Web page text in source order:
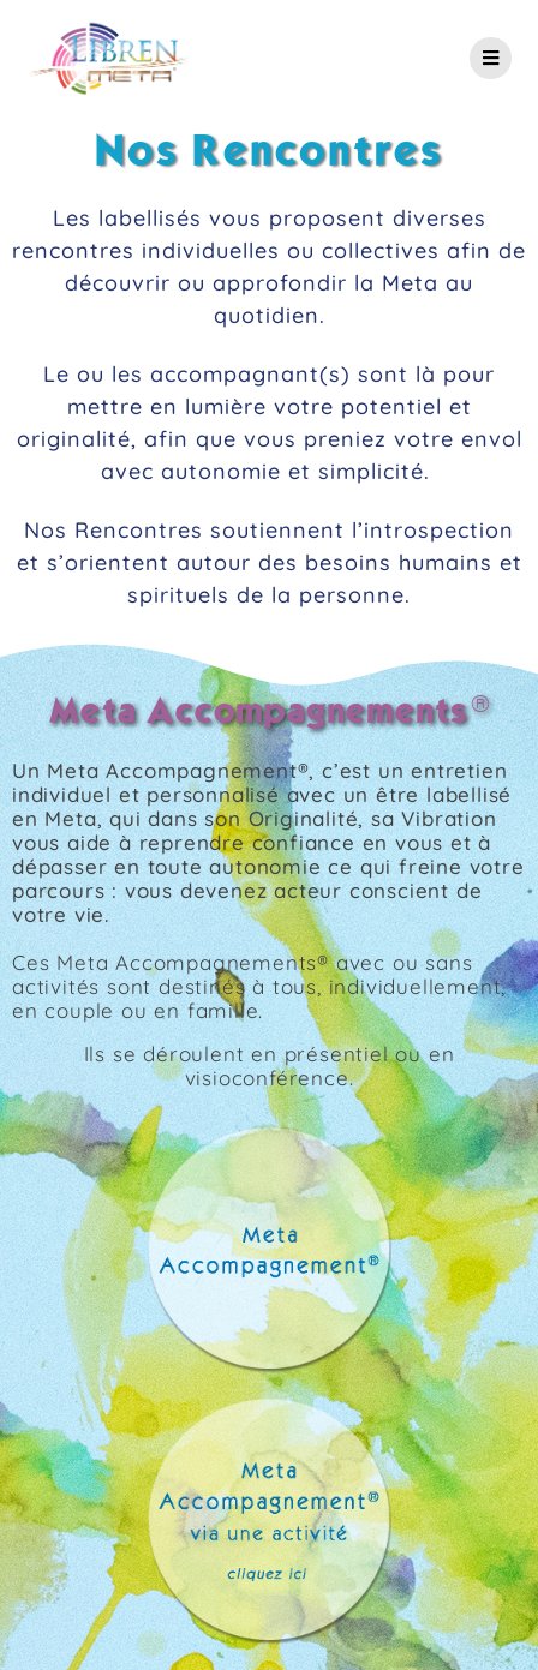
Nos Rencontres
Les labellisés vous proposent diverses
rencontres individuelles ou collectives afin de
découvrir ou approfondir la Meta au
quotidien.
Le ou les accompagnant(s) sont là pour
mettre en lumière votre potentiel et
originalité, afin que vous preniez votre envol
avec autonomie et simplicité.
Nos Rencontres soutiennent l’introspection
et s’orientent autour des besoins humains et
spirituels de la personne.
Meta Accompagnements®
Un Meta Accompagnement®, c’est un entretien
individuel et personnalisé avec un être labellisé
en Meta, qui dans son Originalité, sa Vibration
vous aide à reprendre confiance en vous et à
dépasser en toute autonomie ce qui freine votre
parcours : vous devenez acteur conscient de
votre vie.
Ces Meta Accompagnements® avec ou sans
activités sont destinés à tous, individuellement,
en couple ou en famille.
Ils se déroulent en présentiel ou en
visioconférence.